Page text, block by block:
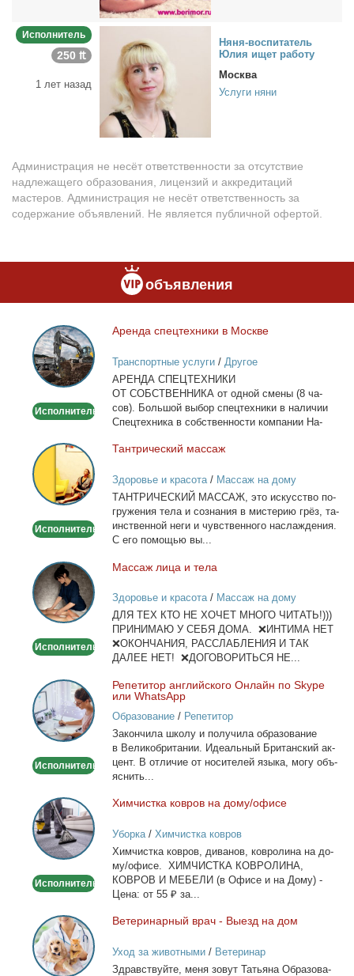
Исполнитель
250 ₶
1 лет назад
Ня­ня-вос­пи­та­тель
Юлия ищет ра­бо­ту
Москва
Услуги няни
Администрация не несёт ответственности за отсутствие
надлежащего образования, лицензий и аккредитаций
мастеров. Администрация не несёт ответственность за
содержание объявлений. Не является публичной офертой.
объявления
Аренда
спецтехники
в
Москве
Исполнитель
Арен­да спец­тех­ни­ки в Москве
Транспортные услуги/ Другое
АРЕНДА СПЕЦТЕХНИКИ
ОТ СОБСТВЕННИКА от од­ной сме­ны (8 ча­
сов). Боль­шой вы­бор спец­тех­ни­ки в на­ли­чии
Спец­тех­ни­ка в соб­ствен­но­сти ком­па­нии На­
Тантрический
массаж
Исполнитель
Тан­три­че­ский мас­саж
Здоровье и красота/ Массаж на дому
ТАНТРИЧЕСКИЙ МАССАЖ, это ис­кус­ство по­
гру­же­ния те­ла и со­зна­ния в ми­сте­рию грёз, та­
ин­ствен­ной неги и чув­ствен­но­го на­сла­жде­ния.
С его по­мо­щью вы...
Массаж
лица
и
тела
Исполнитель
Мас­саж ли­ца и те­ла
Здоровье и красота/ Массаж на дому
ДЛЯ ТЕХ КТО НЕ ХОЧЕТ МНОГО ЧИТАТЬ!)))
ПРИНИМАЮ У СЕБЯ ДОМА. ❌ИНТИМА НЕТ
❌ОКОНЧАНИЯ, РАССЛАБЛЕНИЯ И ТАК
ДАЛЕЕ НЕТ! ❌ДОГОВОРИТЬСЯ НЕ...
Репетитор
английского
Онлайн
по
или
Исполнитель
Ре­пе­ти­тор ан­глий­ско­го Он­лайн по Skype
или WhatsApp
Образование/ Репетитор
За­кон­чи­ла шко­лу и по­лу­чи­ла об­ра­зо­ва­ние
в Ве­ли­ко­бри­та­нии. Иде­аль­ный Бри­тан­ский ак­
цент. В от­ли­чие от но­си­те­лей язы­ка, мо­гу объ­
яс­нить...
Химчистка
ковров
на
дому/
Исполнитель
Хим­чист­ка ков­ров на до­му/офи­се
Уборка/ Химчистка ковров
Хим­чист­ка ков­ров, ди­ва­нов, ков­ро­ли­на на до­
му/офи­се. ХИМЧИСТКА КОВРОЛИНА,
КОВРОВ И МЕБЕЛИ (в Офи­се и на До­му) -
Це­на: от 55 ₽ за...
Ветеринарный
врач
-
Выезд
Ве­те­ри­нар­ный врач - Вы­езд на дом
Уход за животными/ Ветеринар
Здрав­ствуй­те, ме­ня зо­вут Та­тья­на Об­ра­зо­ва­